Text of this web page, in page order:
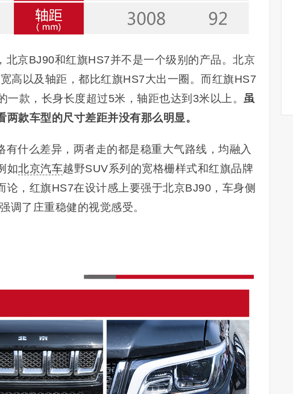
北京BJ90和红旗HS7并不是一个级别的产品。北京
宽高以及轴距，都比红旗HS7大出一圈。而红旗HS7
款，长身长度超过5米，轴距也达到3米以上。 虽
款车型的尺寸差距并没有那么明显。
有什么差异，两者走的都是稳重大气路线，均融入
如北京汽车越野SUV系列的宽格栅样式和红旗品牌
论，红旗HS7在设计感上要强于北京BJ90，车身侧
调了庄重稳健的视觉感受。